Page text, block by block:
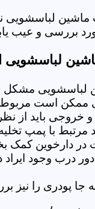
لباسشویی
بررسی و عیب
لباسشویی
لباسشویی مشکل
ممکن است مربوط
خروجی باید از
مرتبط با پمپ
در دارخوین کمک
درب وجود
پودری را نیز